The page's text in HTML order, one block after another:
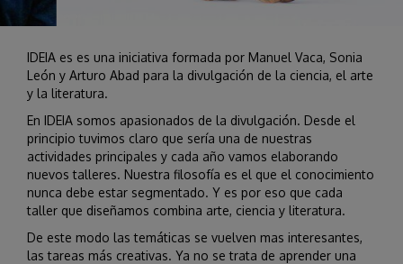
IDEIA es es una iniciativa formada por Manuel Vaca, Sonia
León y Arturo Abad para la divulgación de la ciencia, el arte
y la literatura.
En IDEIA somos apasionados de la divulgación. Desde el
principio tuvimos claro que sería una de nuestras
actividades principales y cada año vamos elaborando
nuevos talleres. Nuestra filosofía es el que el conocimiento
nunca debe estar segmentado. Y es por eso que cada
taller que diseñamos combina arte, ciencia y literatura.
De este modo las temáticas se vuelven mas interesantes,
las tareas más creativas. Ya no se trata de aprender una